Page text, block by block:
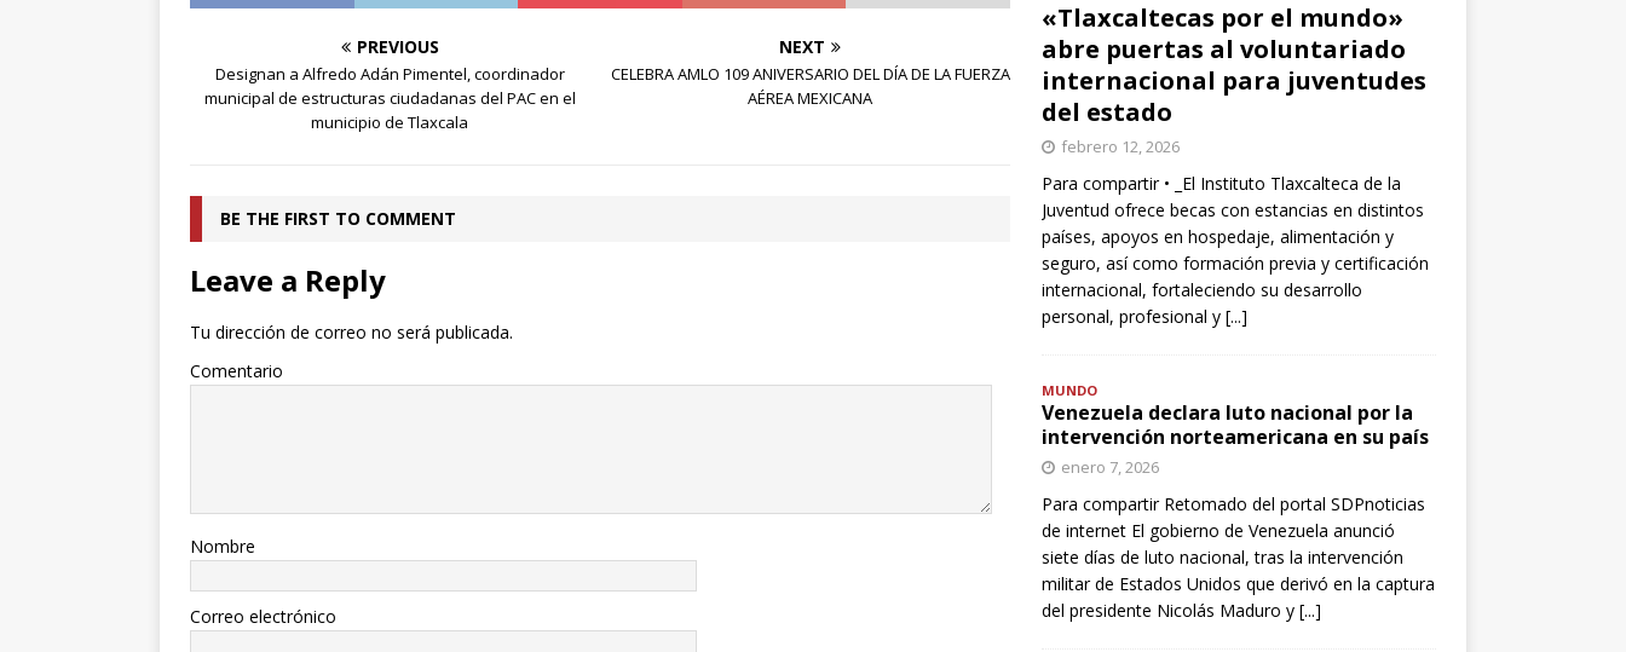
PREVIOUS
Designan a Alfredo Adán Pimentel, coordinador
municipal de estructuras ciudadanas del PAC en el
municipio de Tlaxcala
NEXT
CELEBRA AMLO 109 ANIVERSARIO DEL DÍA DE LA FUERZA
AÉREA MEXICANA
BE THE FIRST TO COMMENT
Leave a Reply
Tu dirección de correo no será publicada.
Comentario
Nombre
Correo electrónico
«Tlaxcaltecas por el mundo»
abre puertas al voluntariado
internacional para juventudes
del estado
febrero 12, 2026
Para compartir • _El Instituto Tlaxcalteca de la
Juventud ofrece becas con estancias en distintos
países, apoyos en hospedaje, alimentación y
seguro, así como formación previa y certificación
internacional, fortaleciendo su desarrollo
personal, profesional y [...]
MUNDO
Venezuela declara luto nacional por la
intervención norteamericana en su país
enero 7, 2026
Para compartir Retomado del portal SDPnoticias
de internet El gobierno de Venezuela anunció
siete días de luto nacional, tras la intervención
militar de Estados Unidos que derivó en la captura
del presidente Nicolás Maduro y [...]